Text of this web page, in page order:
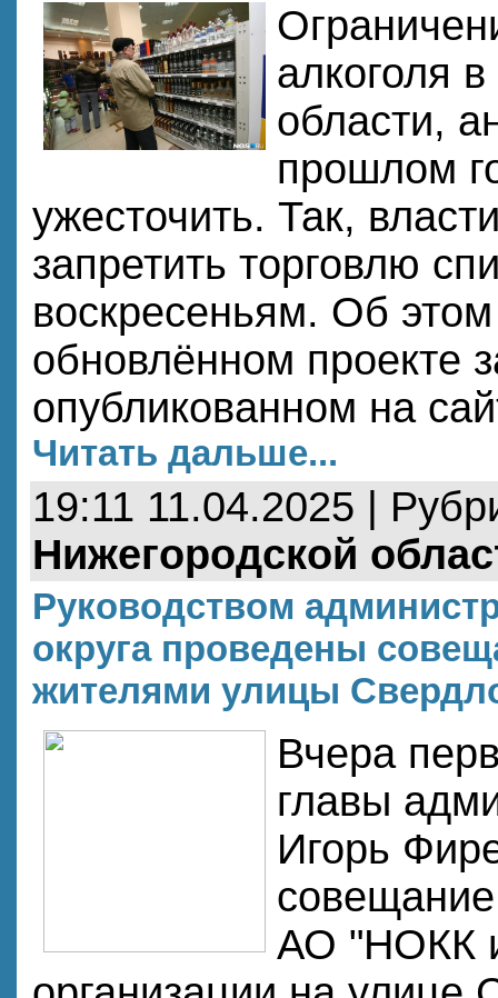
алкоголя
области,
прошлом
ужесточить. Так,
запретить торговлю
воскресеньям. Об
обновлённом проекте
опубликованном на
Читать дальше...
19:11 11.04.2025 |
Нижегородской
Руководством
округа проведены
жителями улицы
Вчера
главы
Игорь
АО "НОКК